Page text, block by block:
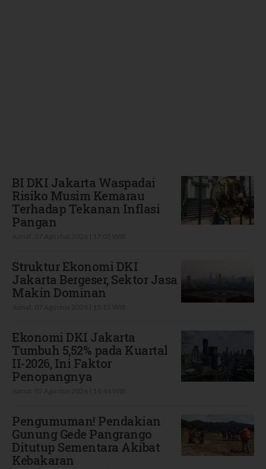
BI DKI Jakarta Waspadai
Risiko Musim Kemarau
Terhadap Tekanan Inflasi
Pangan
Struktur Ekonomi DKI
Jakarta Bergeser, Sektor Jasa
Makin Dominan
Ekonomi DKI Jakarta
Tumbuh 5,52% pada Kuartal
II-2026, Ini Faktor
Penopangnya
Pengumuman! Pendakian
Gunung Gede Pangrango
Ditutup Sementara Akibat
Kebakaran